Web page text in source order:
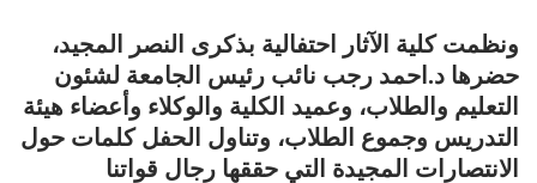
ونظمت كلية الآثار احتفالية بذكرى النصر المجيد،
حضرها د.احمد رجب نائب رئيس الجامعة لشئون
التعليم والطلاب، وعميد الكلية والوكلاء وأعضاء هيئة
التدريس وجموع الطلاب، وتناول الحفل كلمات حول
الانتصارات المجيدة التي حققها رجال قواتنا